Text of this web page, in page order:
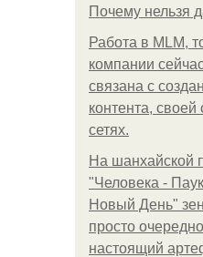
Почему нельзя
Работа в MLM,
компании
связана с
контента,
сетях.
На шанхайской
"Человека -
Новый День"
просто
настоящий